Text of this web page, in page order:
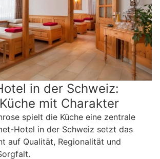
in der Schweiz:
mit Charakter
spielt die Küche eine zentrale
Hotel in der Schweiz setzt das
auf Qualität, Regionalität und